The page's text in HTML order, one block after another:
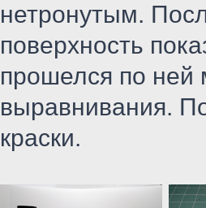
нетронутым.
поверхность
прошелся по ней
выравнивания.
краски.